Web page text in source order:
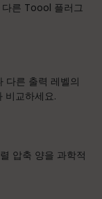
른 Toool 플러그
다른 출력 레벨의
비교하세요.
압축 양을 과학적